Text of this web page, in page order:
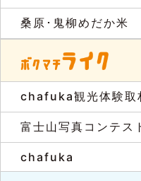
桑原･鬼柳めだか米
chafuka観光体験取
富士山写真コンテス
chafuka